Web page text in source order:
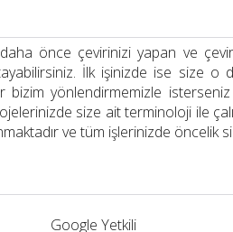
önce çevirinizi yapan ve
İlk işinizde ise size o
bizim yönlendirmemizle
size ait terminoloji ile
ve tüm işlerinizde öncelik
Google Yetkili